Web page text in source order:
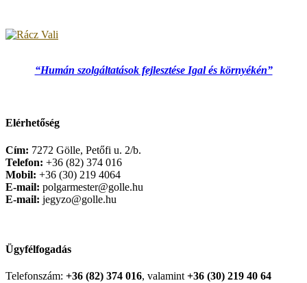
“Humán szolgáltatások fejlesztése Igal és környékén”
Elérhetőség
Cím: 7272 Gölle, Petőfi u. 2/b.
Telefon: +36 (82) 374 016
Mobil: +36 (30) 219 4064
E-mail: polgarmester@golle.hu
E-mail: jegyzo@golle.hu
Ügyfélfogadás
Telefonszám: +36 (82) 374 016, valamint +36 (30) 219 40 64